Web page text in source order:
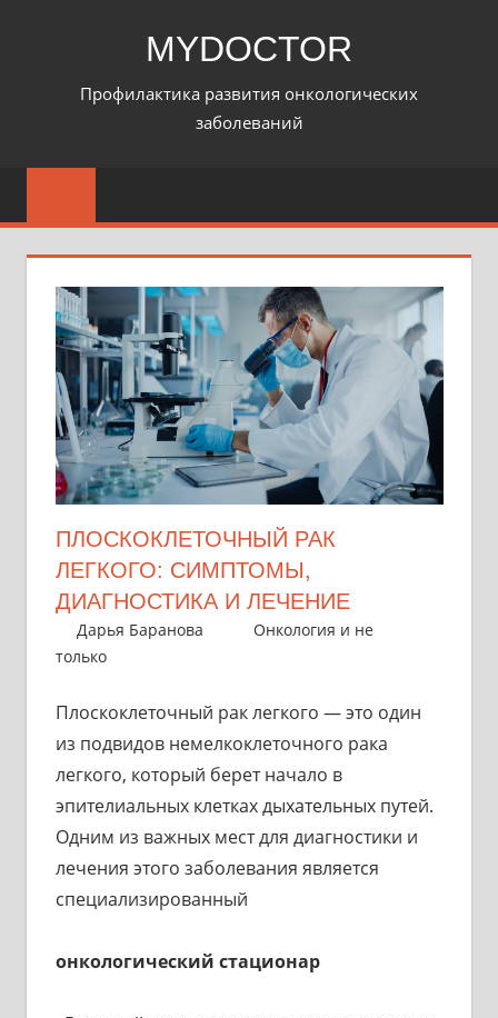
MYDOCTOR
Профилактика развития онкологических
заболеваний
ПЛОСКОКЛЕТОЧНЫЙ РАК
ЛЕГКОГО: СИМПТОМЫ,
ДИАГНОСТИКА И ЛЕЧЕНИЕ
14 июня 2024
Дарья Баранова
Онкология и не
только
Плоскоклеточный рак легкого — это один
из подвидов немелкоклеточного рака
легкого, который берет начало в
эпителиальных клетках дыхательных путей.
Одним из важных мест для диагностики и
лечения этого заболевания является
специализированный
онкологический стационар